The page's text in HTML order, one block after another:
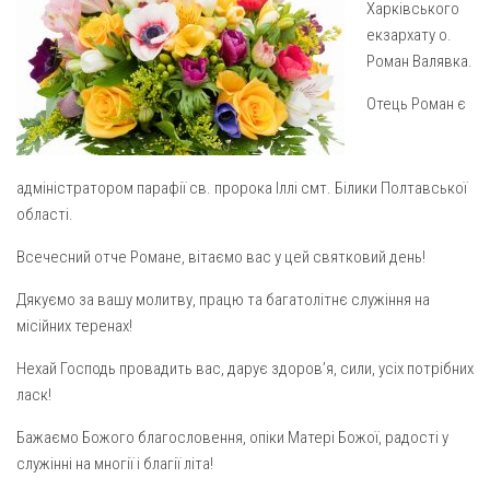
Архистратига Михаїла (м. Люботин)
Покрови Пресвятої Богородиці (с. Вільча)
Преображенська парафія (м. Лозова)
Парафія Благовіщення Пресвятої Богородиці (смт
Золочів)
Парафія Різдва Пресвятої Богородиці м. Берестин
Всіх Святих українського народу (м. Полтава)
Введення у храм Пресвятої Богородиці (с. Дашківка)
Газета Християнський голос
Надруковані числа
Молитви
Галерея
Харківського
екзархату о.
Роман Валявка.
Отець Роман є
адміністратором парафії св. пророка Іллі смт. Білики Полтавської
області.
Всечесний отче Романе, вітаємо вас у цей святковий день!
Дякуємо за вашу молитву, працю та багатолітнє служіння на
місійних теренах!
Нехай Господь провадить вас, дарує здоров’я, сили, усіх потрібних
ласк!
Бажаємо Божого благословення, опіки Матері Божої, радості у
служінні на многії і благії літа!